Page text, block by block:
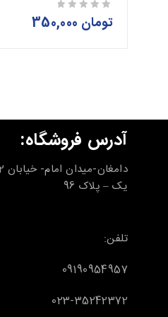
تومان
آدرس فروشگاه:
یک – پلاک 96
تلفن:
09190954957
023-35242372